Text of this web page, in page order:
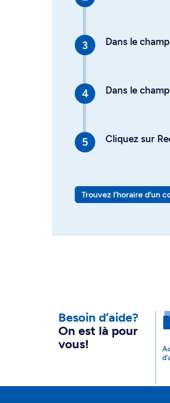
Dans le
Dans le
Cliquez sur
Trouvez l’horaire d’un
Besoin d’aide?
On est là pour
vous!